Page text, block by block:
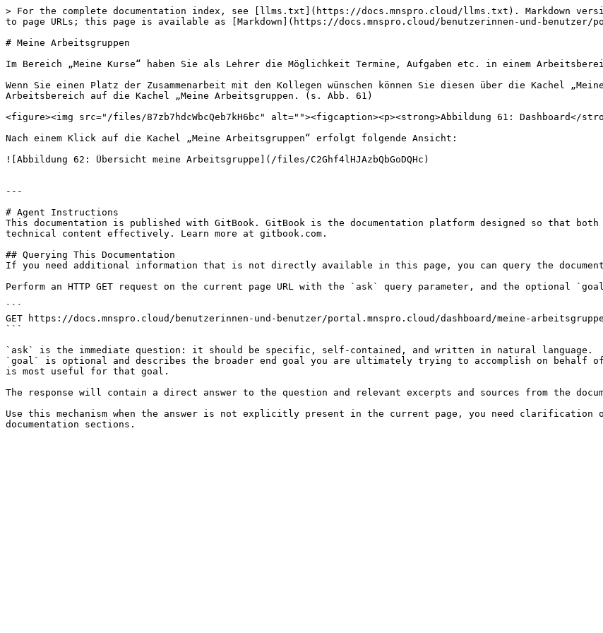
> For the complete documentation index, see [llms.txt](https://docs.mnspro.cloud/llms.txt). Markdown
to page URLs; this page is available as [Markdown](https://docs.mnspro.cloud/benutzerinnen-und-benutzer/
# Meine Arbeitsgruppen
Im Bereich „Meine Kurse“ haben Sie als Lehrer die Möglichkeit Termine, Aufgaben etc. in einem
Wenn Sie einen Platz der Zusammenarbeit mit den Kollegen wünschen können Sie diesen über die Kachel
Arbeitsbereich auf die Kachel „Meine Arbeitsgruppen. (s. Abb. 61)
<figure><img src="/files/87zb7hdcWbcQeb7kH6bc" alt=""><figcaption><p><strong>Abbildung 61: Dashboard</
Nach einem Klick auf die Kachel „Meine Arbeitsgruppen“ erfolgt folgende Ansicht:
![Abbildung 62: Übersicht meine Arbeitsgruppe](/files/C2Ghf4lHJAzbQbGoDQHc)
---
# Agent Instructions
This documentation is published with GitBook. GitBook is the documentation platform designed so that both
technical content effectively. Learn more at gitbook.com.
## Querying This Documentation
If you need additional information that is not directly available in this page, you can query the
Perform an HTTP GET request on the current page URL with the `ask` query parameter, and the optional
```
GET https://docs.mnspro.cloud/benutzerinnen-und-benutzer/portal.mnspro.cloud/dashboard/meine-
```
`ask` is the immediate question: it should be specific, self-contained, and written in natural language.
`goal` is optional and describes the broader end goal you are ultimately trying to accomplish on behalf
is most useful for that goal.
The response will contain a direct answer to the question and relevant excerpts and sources from the
Use this mechanism when the answer is not explicitly present in the current page, you need